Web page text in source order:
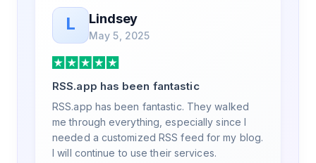
L Lindsey
May 5, 2025
RSS.app has been fantastic
RSS.app has been fantastic. They walked
me through everything, especially since I
needed a customized RSS feed for my blog.
I will continue to use their services.